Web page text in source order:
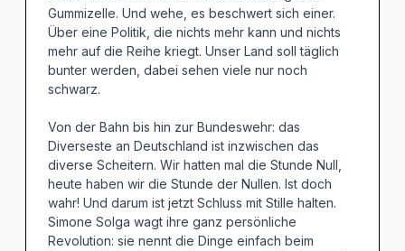
Gummizelle. Und wehe, es beschwert sich einer.
Über eine Politik, die nichts mehr kann und nichts
mehr auf die Reihe kriegt. Unser Land soll täglich
bunter werden, dabei sehen viele nur noch
schwarz.
Von der Bahn bis hin zur Bundeswehr: das
Diverseste an Deutschland ist inzwischen das
diverse Scheitern. Wir hatten mal die Stunde Null,
heute haben wir die Stunde der Nullen. Ist doch
wahr! Und darum ist jetzt Schluss mit Stille halten.
Simone Solga wagt ihre ganz persönliche
Revolution: sie nennt die Dinge einfach beim